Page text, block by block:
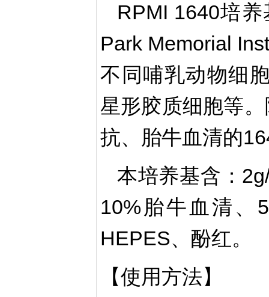
RPMI 1640培
Park Memorial
不同哺乳动物细
星形胶质细胞等
抗、胎牛血清的
本培养基含：
10%胎牛血清、
HEPES、酚红。
【使用方法】